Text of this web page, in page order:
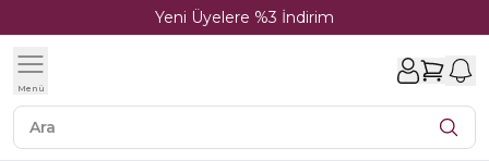
Yeni Üyelere %3 İndirim
Menü